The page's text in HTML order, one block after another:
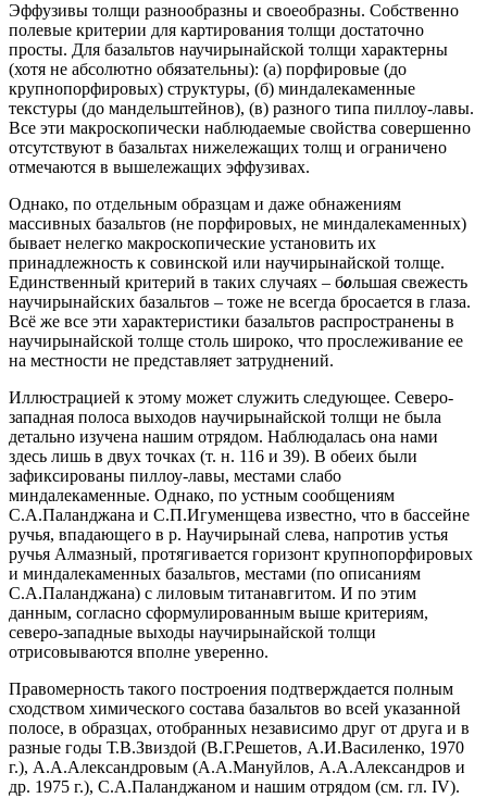
Эффузивы толщи разнообразны и своеобразны. Собственно
полевые критерии для картирования толщи достаточно
просты. Для базальтов научирынайской толщи характерны
(хотя не абсолютно обязательны): (а) порфировые (до
крупнопорфировых) структуры, (б) миндалекаменные
текстуры (до мандельштейнов), (в) разного типа пиллоу-лавы.
Все эти макроскопически наблюдаемые свойства совершенно
отсутствуют в базальтах нижележащих толщ и ограничено
отмечаются в вышележащих эффузивах.
Однако, по отдельным образцам и даже обнажениям
массивных базальтов (не порфировых, не миндалекаменных)
бывает нелегко макроскопические установить их
принадлежность к совинской или научирынайской толще.
Единственный критерий в таких случаях – большая свежесть
научирынайских базальтов – тоже не всегда бросается в глаза.
Всё же все эти характеристики базальтов распространены в
научирынайской толще столь широко, что прослеживание ее
на местности не представляет затруднений.
Иллюстрацией к этому может служить следующее. Северо-
западная полоса выходов научирынайской толщи не была
детально изучена нашим отрядом. Наблюдалась она нами
здесь лишь в двух точках (т. н. 116 и 39). В обеих были
зафиксированы пиллоу-лавы, местами слабо
миндалекаменные. Однако, по устным сообщениям
С.А.Паланджана и С.П.Игуменщева известно, что в бассейне
ручья, впадающего в р. Научирынай слева, напротив устья
ручья Алмазный, протягивается горизонт крупнопорфировых
и миндалекаменных базальтов, местами (по описаниям
С.А.Паланджана) с лиловым титанавгитом. И по этим
данным, согласно сформулированным выше критериям,
северо-западные выходы научирынайской толщи
отрисовываются вполне уверенно.
Правомерность такого построения подтверждается полным
сходством химического состава базальтов во всей указанной
полосе, в образцах, отобранных независимо друг от друга и в
разные годы Т.В.Звиздой (В.Г.Решетов, А.И.Василенко, 1970
г.), А.А.Александровым (А.А.Мануйлов, А.А.Александров и
др. 1975 г.), С.А.Паланджаном и нашим отрядом (см. гл. IV).